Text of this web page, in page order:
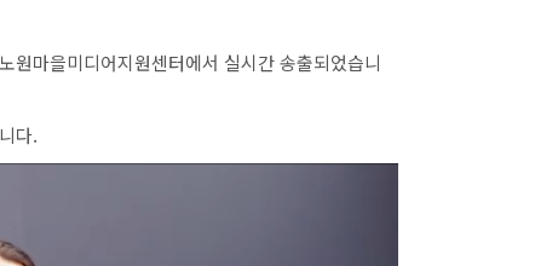
마을미디어지원센터에서 실시간 송출되었습니
다.